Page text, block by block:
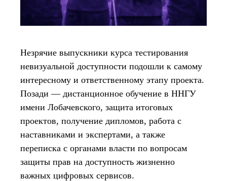
Незрячие выпускники курса тестирования
невизуальной доступности подошли к самому
интересному и ответственному этапу проекта.
Позади — дистанционное обучение в ННГУ
имени Лобачевского, защита итоговых
проектов, получение дипломов, работа с
наставниками и экспертами, а также
переписка с органами власти по вопросам
защиты прав на доступность жизненно
важных цифровых сервисов.